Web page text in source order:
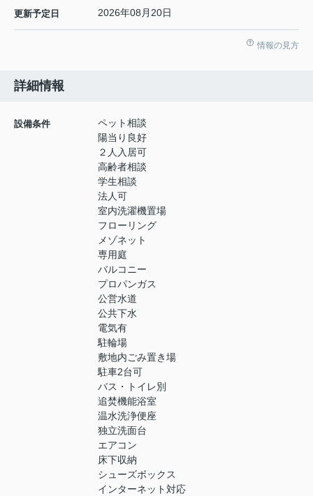
更新予定日 2026年08月20日
情報の見方
詳細情報
設備条件
ペット相談
陽当り良好
２人入居可
高齢者相談
学生相談
法人可
室内洗濯機置場
フローリング
メゾネット
専用庭
バルコニー
プロパンガス
公営水道
公共下水
電気有
駐輪場
敷地内ごみ置き場
駐車2台可
バス・トイレ別
追焚機能浴室
温水洗浄便座
独立洗面台
エアコン
床下収納
シューズボックス
インターネット対応